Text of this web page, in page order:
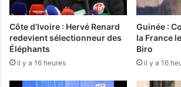
Côte d’Ivoire : Hervé Renard
redevient sélectionneur des
Éléphants
il y a 16 heures
Guinée :
la France
Biro
il y a 16